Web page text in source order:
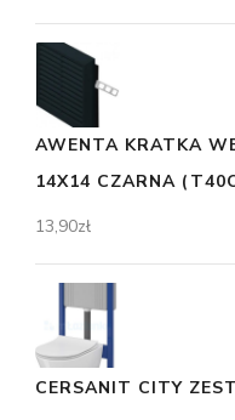
AWENTA KRATKA
14X14 CZARNA
13,90zł
CERSANIT CITY